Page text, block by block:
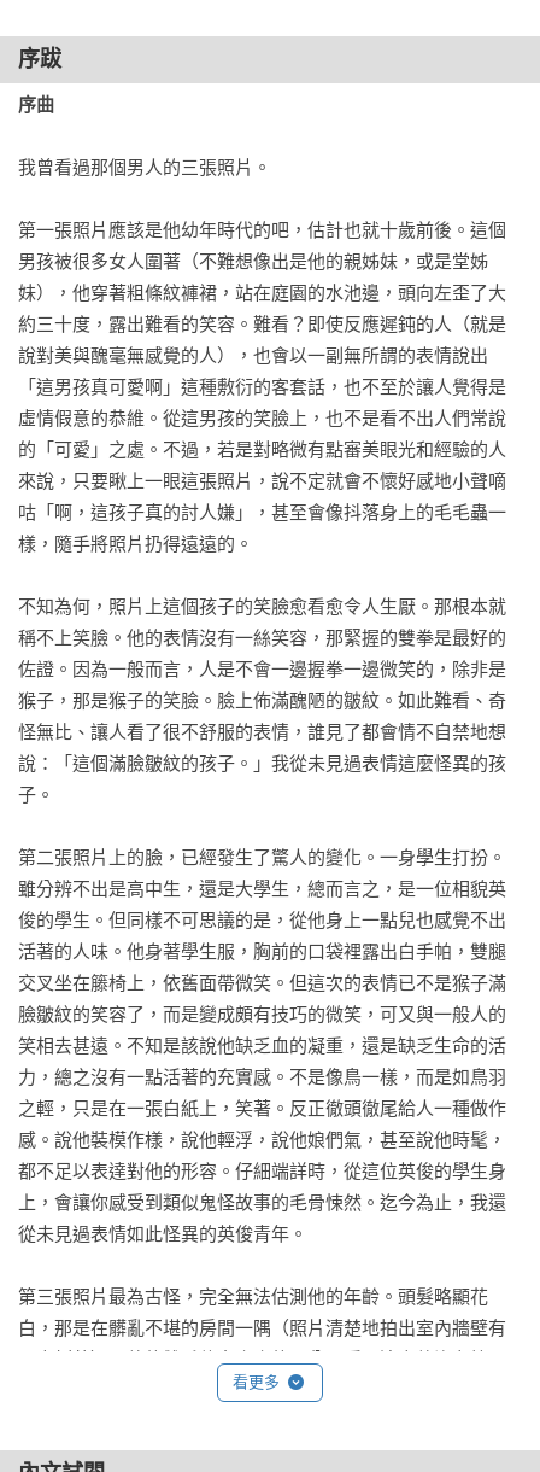
序跋
序曲
我曾看過那個男人的三張照片。
第一張照片應該是他幼年時代的吧，估計也就十歲前後。這個
男孩被很多女人圍著（不難想像出是他的親姊妹，或是堂姊
妹），他穿著粗條紋褲裙，站在庭園的水池邊，頭向左歪了大
約三十度，露出難看的笑容。難看？即使反應遲鈍的人（就是
說對美與醜毫無感覺的人），也會以一副無所謂的表情說出
「這男孩真可愛啊」這種敷衍的客套話，也不至於讓人覺得是
虛情假意的恭維。從這男孩的笑臉上，也不是看不出人們常說
的「可愛」之處。不過，若是對略微有點審美眼光和經驗的人
來說，只要瞅上一眼這張照片，說不定就會不懷好感地小聲嘀
咕「啊，這孩子真的討人嫌」，甚至會像抖落身上的毛毛蟲一
樣，隨手將照片扔得遠遠的。
不知為何，照片上這個孩子的笑臉愈看愈令人生厭。那根本就
稱不上笑臉。他的表情沒有一絲笑容，那緊握的雙拳是最好的
佐證。因為一般而言，人是不會一邊握拳一邊微笑的，除非是
猴子，那是猴子的笑臉。臉上佈滿醜陋的皺紋。如此難看、奇
怪無比、讓人看了很不舒服的表情，誰見了都會情不自禁地想
說：「這個滿臉皺紋的孩子。」我從未見過表情這麼怪異的孩
子。
第二張照片上的臉，已經發生了驚人的變化。一身學生打扮。
雖分辨不出是高中生，還是大學生，總而言之，是一位相貌英
俊的學生。但同樣不可思議的是，從他身上一點兒也感覺不出
活著的人味。他身著學生服，胸前的口袋裡露出白手帕，雙腿
交叉坐在籐椅上，依舊面帶微笑。但這次的表情已不是猴子滿
臉皺紋的笑容了，而是變成頗有技巧的微笑，可又與一般人的
笑相去甚遠。不知是該說他缺乏血的凝重，還是缺乏生命的活
力，總之沒有一點活著的充實感。不是像鳥一樣，而是如鳥羽
之輕，只是在一張白紙上，笑著。反正徹頭徹尾給人一種做作
感。說他裝模作樣，說他輕浮，說他娘們氣，甚至說他時髦，
都不足以表達對他的形容。仔細端詳時，從這位英俊的學生身
上，會讓你感受到類似鬼怪故事的毛骨悚然。迄今為止，我還
從未見過表情如此怪異的英俊青年。
第三張照片最為古怪，完全無法估測他的年齡。頭髮略顯花
白，那是在髒亂不堪的房間一隅（照片清楚地拍出室內牆壁有
三處剝落），他的雙手伸向小小的火盆取暖。這次他沒有笑，
面無表情。他坐著，雙手伸向火盆，像自然死去了一樣，照片
得很大，因此我得以仔細端詳那張臉的面部輪廓。無論是額
看更多